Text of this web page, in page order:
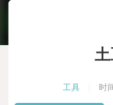
工具 时